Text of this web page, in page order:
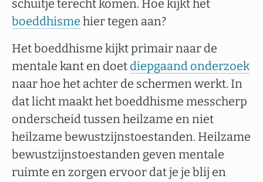
schuitje terecht komen. Hoe kijkt het
boeddhisme hier tegen aan?
Het boeddhisme kijkt primair naar de
mentale kant en doet diepgaand onderzoek
naar hoe het achter de schermen werkt. In
dat licht maakt het boeddhisme messcherp
onderscheid tussen heilzame en niet
heilzame bewustzijnstoestanden. Heilzame
bewustzijnstoestanden geven mentale
ruimte en zorgen ervoor dat je je blij en